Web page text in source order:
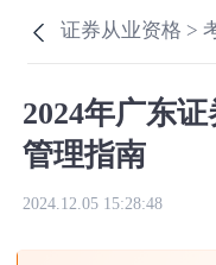
证券从业资格 >
2024年广东
管理指南
2024.12.05 15:28:48